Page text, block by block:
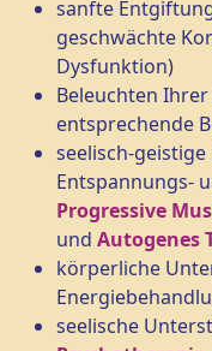
sanfte
geschwächte
Dysfunktion)
Beleuchten
entsprechende
seelisch-
Entspannungs-
Progressive
und Autogenes
körperliche
seelische